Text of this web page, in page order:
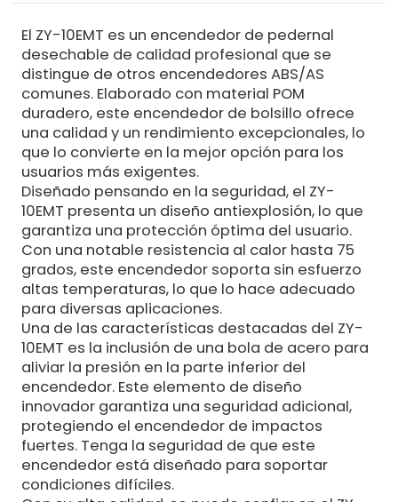
El ZY-10EMT es un encendedor de pedernal
desechable de calidad profesional que se
distingue de otros encendedores ABS/AS
comunes. Elaborado con material POM
duradero, este encendedor de bolsillo ofrece
una calidad y un rendimiento excepcionales, lo
que lo convierte en la mejor opción para los
usuarios más exigentes.
Diseñado pensando en la seguridad, el ZY-
10EMT presenta un diseño antiexplosión, lo que
garantiza una protección óptima del usuario.
Con una notable resistencia al calor hasta 75
grados, este encendedor soporta sin esfuerzo
altas temperaturas, lo que lo hace adecuado
para diversas aplicaciones.
Una de las características destacadas del ZY-
10EMT es la inclusión de una bola de acero para
aliviar la presión en la parte inferior del
encendedor. Este elemento de diseño
innovador garantiza una seguridad adicional,
protegiendo el encendedor de impactos
fuertes. Tenga la seguridad de que este
encendedor está diseñado para soportar
condiciones difíciles.